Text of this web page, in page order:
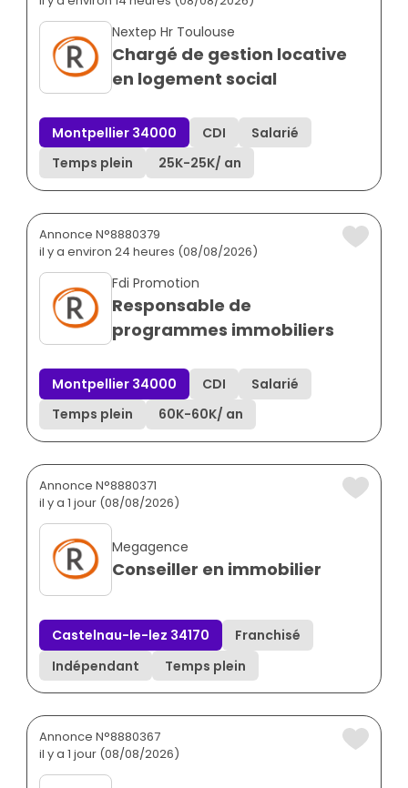
Nextep Hr Toulouse
Chargé de gestion locative
en logement social
Montpellier 34000 CDI
Salarié
Temps plein
25K-25K/ an
Annonce N°8880379
il y a environ 24 heures (08/08/2026)
Fdi Promotion
Responsable de
programmes immobiliers
Montpellier 34000 CDI
Salarié
Temps plein
60K-60K/ an
Annonce N°8880371
il y a 1 jour (08/08/2026)
Megagence
Conseiller en immobilier
Castelnau-le-lez 34170
Franchisé
Indépendant
Temps plein
Annonce N°8880367
il y a 1 jour (08/08/2026)